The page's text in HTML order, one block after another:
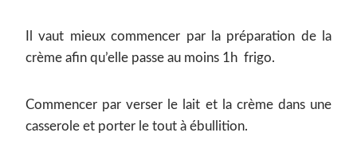
Il vaut mieux commencer par la préparation de la
crème afin qu’elle passe au moins 1h frigo.
Commencer par verser le lait et la crème dans une
casserole et porter le tout à ébullition.